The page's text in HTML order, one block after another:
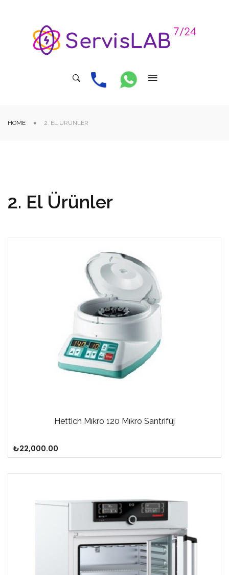
HOME 2. EL ÜRÜNLER
2. El Ürünler
Hettich Mıkro 120 Mıkro Santrifüj
₺22,000.00